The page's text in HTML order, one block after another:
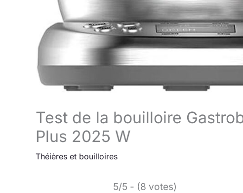
Test de la bouilloire
Plus 2025 W
Théières et bouilloires
5/5 - (8 votes)